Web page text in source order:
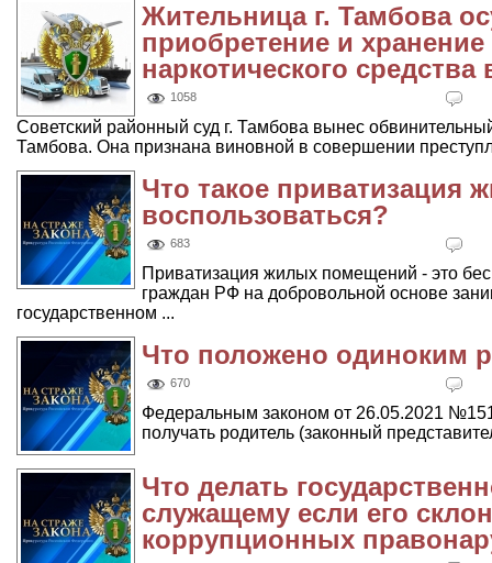
Жительница г. Тамбова
приобретение и
наркотического
1058
Советский районный суд г. Тамбова вынес
Тамбова. Она признана виновной в совершении
Что такое приватизация
воспользоваться?
683
Приватизация жилых помещений - это
граждан РФ на добровольной основе
государственном ...
Что положено одиноким
670
Федеральным законом от 26.05.2021
получать родитель (законный
Что делать
служащему если его
коррупционных